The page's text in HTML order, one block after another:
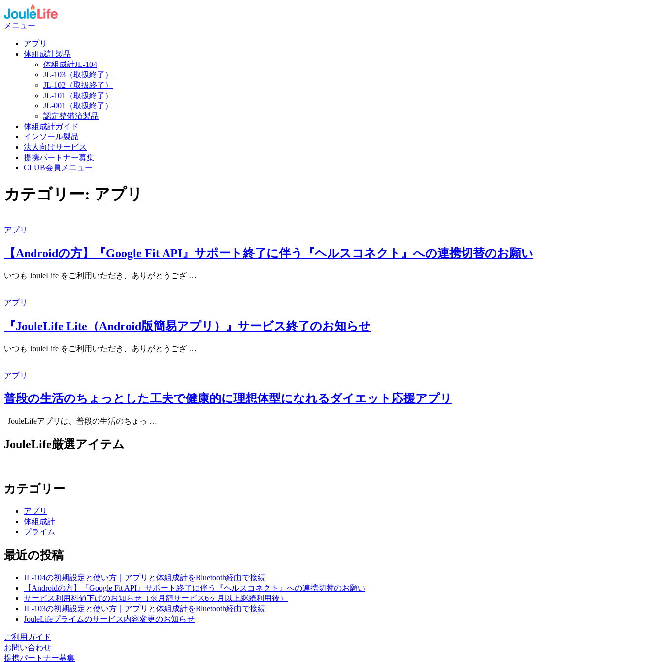
コ
ン
テ
メニュー
アプリ
体組成計製品
体組成計JL-104
JL-103（取扱終了）
JL-102（取扱終了）
JL-101（取扱終了）
JL-001（取扱終了）
認定整備済製品
体組成計ガイド
インソール製品
法人向けサービス
提携パートナー募集
CLUB会員メニュー
カテゴリー: アプリ
アプリ
【Androidの方】『Google Fit API』サポート終了に伴う『ヘルスコネクト』への連携切替のお願い
いつも JouleLife をご利用いただき、ありがとうござ …
アプリ
『JouleLife Lite（Android版簡易アプリ）』サービス終了のお知らせ
いつも JouleLife をご利用いただき、ありがとうござ …
アプリ
普段の生活のちょっとした工夫で健康的に理想体型になれるダイエット応援アプリ
JouleLifeアプリは、普段の生活のちょっ …
JouleLife厳選アイテム
カテゴリー
アプリ
体組成計
プライム
最近の投稿
JL-104の初期設定と使い方｜アプリと体組成計をBluetooth経由で接続
【Androidの方】『Google Fit API』サポート終了に伴う『ヘルスコネクト』への連携切替のお願い
サービス利用料値下げのお知らせ（※月額サービス6ヶ月以上継続利用後）
JL-103の初期設定と使い方｜アプリと体組成計をBluetooth経由で接続
JouleLifeプライムのサービス内容変更のお知らせ
ご利用ガイド
お問い合わせ
提携パートナー募集